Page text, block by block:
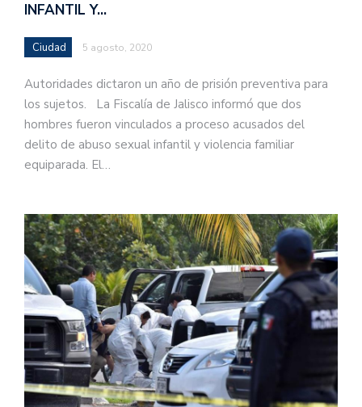
INFANTIL Y…
Ciudad 5 agosto, 2020
Autoridades dictaron un año de prisión preventiva para
los sujetos. La Fiscalía de Jalisco informó que dos
hombres fueron vinculados a proceso acusados del
delito de abuso sexual infantil y violencia familiar
equiparada. El…